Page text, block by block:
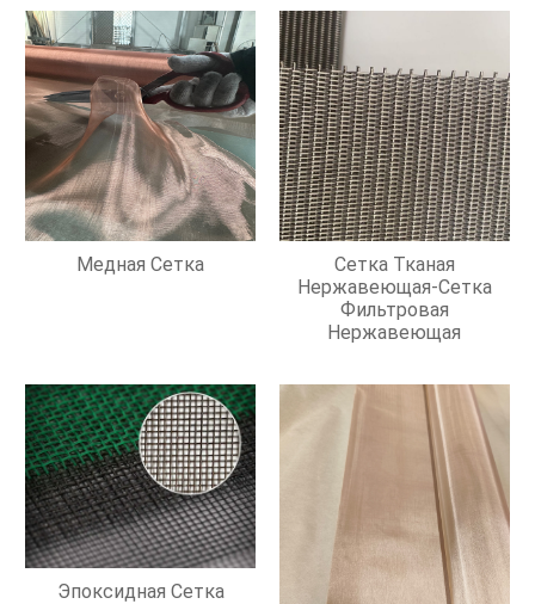
Медная Сетка
Сетка Тканая
Нержавеющая-Сетка
Фильтровая
Нержавеющая
Эпоксидная Сетка